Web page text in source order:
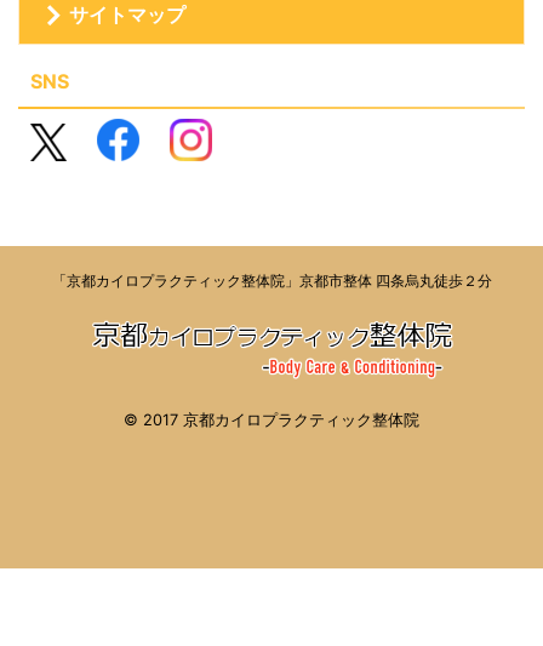
サイトマップ
SNS
「京都カイロプラクティック整体院」京都市整体 四条烏丸徒歩２分
© 2017 京都カイロプラクティック整体院